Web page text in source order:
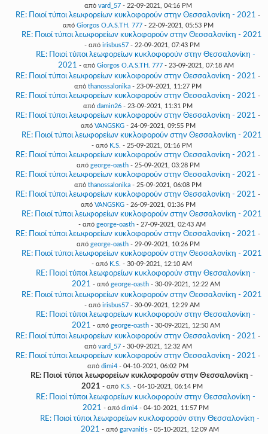
από vard_57- 22-09-2021, 04:16 PM
RE: Ποιοί τύποι λεωφορείων κυκλοφορούν στην Θεσσαλονίκη - 2021 -
από Giorgos O.A.S.TH. 777- 22-09-2021, 05:53 PM
RE: Ποιοί τύποι λεωφορείων κυκλοφορούν στην Θεσσαλονίκη - 2021
- από irisbus57- 22-09-2021, 07:43 PM
RE: Ποιοί τύποι λεωφορείων κυκλοφορούν στην Θεσσαλονίκη -
2021 - από Giorgos O.A.S.TH. 777- 23-09-2021, 07:18 AM
RE: Ποιοί τύποι λεωφορείων κυκλοφορούν στην Θεσσαλονίκη - 2021 -
από thanossalonika - 23-09-2021, 11:27 PM
RE: Ποιοί τύποι λεωφορείων κυκλοφορούν στην Θεσσαλονίκη - 2021 -
από damin26 - 23-09-2021, 11:31 PM
RE: Ποιοί τύποι λεωφορείων κυκλοφορούν στην Θεσσαλονίκη - 2021 -
από VANGSKG- 24-09-2021, 09:55 PM
RE: Ποιοί τύποι λεωφορείων κυκλοφορούν στην Θεσσαλονίκη - 2021
- από K.S. - 25-09-2021, 01:16 PM
RE: Ποιοί τύποι λεωφορείων κυκλοφορούν στην Θεσσαλονίκη - 2021 -
από george-oasth- 25-09-2021, 03:28 PM
RE: Ποιοί τύποι λεωφορείων κυκλοφορούν στην Θεσσαλονίκη - 2021 -
από thanossalonika - 25-09-2021, 06:08 PM
RE: Ποιοί τύποι λεωφορείων κυκλοφορούν στην Θεσσαλονίκη - 2021 -
από VANGSKG- 26-09-2021, 01:36 PM
RE: Ποιοί τύποι λεωφορείων κυκλοφορούν στην Θεσσαλονίκη - 2021
- από george-oasth- 27-09-2021, 02:43 AM
RE: Ποιοί τύποι λεωφορείων κυκλοφορούν στην Θεσσαλονίκη - 2021 -
από george-oasth- 29-09-2021, 10:26 PM
RE: Ποιοί τύποι λεωφορείων κυκλοφορούν στην Θεσσαλονίκη - 2021
- από K.S. - 30-09-2021, 12:10 AM
RE: Ποιοί τύποι λεωφορείων κυκλοφορούν στην Θεσσαλονίκη -
2021 - από george-oasth- 30-09-2021, 12:22 AM
RE: Ποιοί τύποι λεωφορείων κυκλοφορούν στην Θεσσαλονίκη - 2021
- από irisbus57- 30-09-2021, 12:29 AM
RE: Ποιοί τύποι λεωφορείων κυκλοφορούν στην Θεσσαλονίκη -
2021 - από george-oasth- 30-09-2021, 12:50 AM
RE: Ποιοί τύποι λεωφορείων κυκλοφορούν στην Θεσσαλονίκη - 2021 -
από vard_57- 30-09-2021, 12:32 AM
RE: Ποιοί τύποι λεωφορείων κυκλοφορούν στην Θεσσαλονίκη - 2021 -
από dimi4 - 04-10-2021, 06:02 PM
RE: Ποιοί τύποι λεωφορείων κυκλοφορούν στην Θεσσαλονίκη -
2021 - από K.S. - 04-10-2021, 06:14 PM
RE: Ποιοί τύποι λεωφορείων κυκλοφορούν στην Θεσσαλονίκη -
2021 - από dimi4 - 04-10-2021, 11:57 PM
RE: Ποιοί τύποι λεωφορείων κυκλοφορούν στην Θεσσαλονίκη -
2021 - από garvanitis- 05-10-2021, 12:09 AM